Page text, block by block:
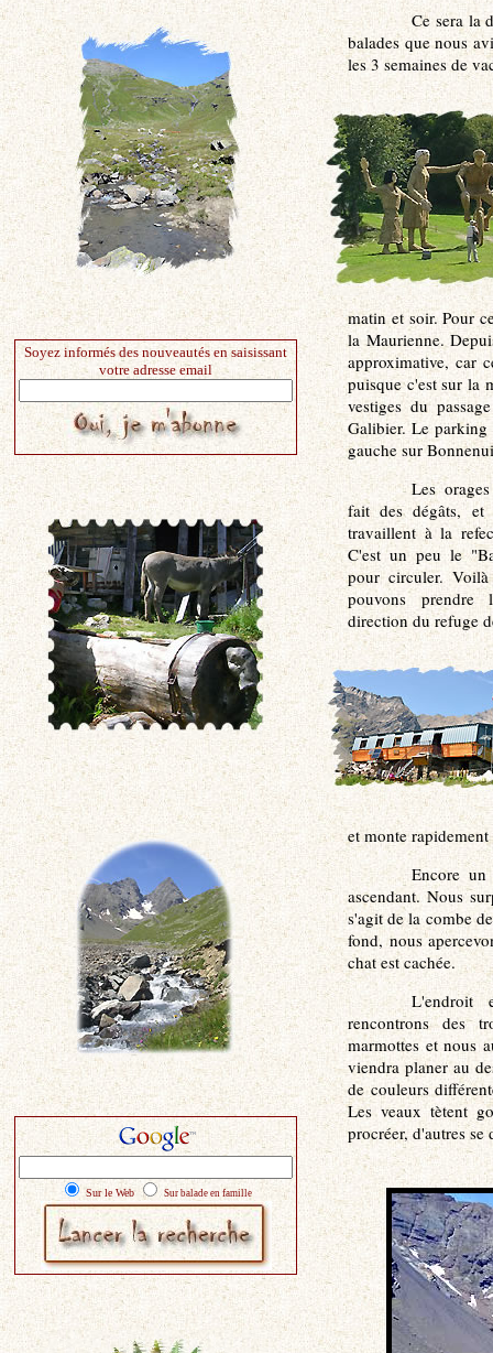
Soyez informés des nouveautés en saisissant
votre adresse email
Sur le Web Sur balade en famille
Ce sera la
balades que nous
les 3 semaines de
matin et soir. Pour
la Maurienne.
approximative, car
puisque c'est sur la
vestiges du
Galibier. Le parking
gauche sur
Les
fait des dégâts, et
travaillent à la
C'est un peu le
pour circuler.
pouvons
direction du refuge
et monte
Encore
ascendant. Nous
s'agit de la combe
fond, nous
chat est cachée.
L'endroit
rencontrons des
marmottes et nous
viendra planer au
de couleurs
Les veaux tètent
procréer, d'autres